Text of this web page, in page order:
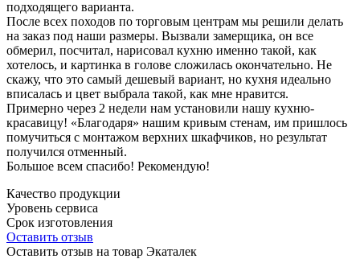
подходящего варианта.
После всех походов по торговым центрам мы решили делать
на заказ под наши размеры. Вызвали замерщика, он все
обмерил, посчитал, нарисовал кухню именно такой, как
хотелось, и картинка в голове сложилась окончательно. Не
скажу, что это самый дешевый вариант, но кухня идеально
вписалась и цвет выбрала такой, как мне нравится.
Примерно через 2 недели нам установили нашу кухню-
красавицу! «Благодаря» нашим кривым стенам, им пришлось
помучиться с монтажом верхних шкафчиков, но результат
получился отменный.
Большое всем спасибо! Рекомендую!
Качество продукции
Уровень сервиса
Срок изготовления
Оставить отзыв
Оставить отзыв на товар Экаталек